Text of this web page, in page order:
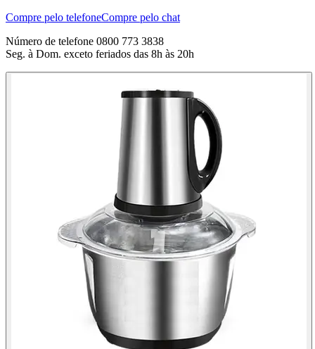
Compre pelo telefoneCompre pelo chat
Número de telefone 0800 773 3838
Seg. à Dom. exceto feriados das 8h às 20h